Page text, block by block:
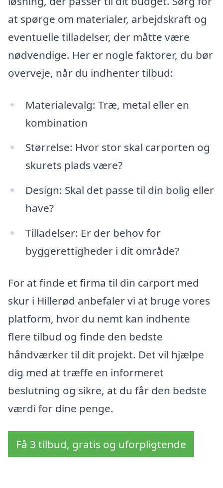
at spørge om materialer, arbejdskraft og
eventuelle tilladelser, der måtte være
nødvendige. Her er nogle faktorer, du bør
overveje, når du indhenter tilbud:
Materialevalg: Træ, metal eller en
kombination
Størrelse: Hvor stor skal carporten og
skurets plads være?
Design: Skal det passe til din bolig eller
have?
Tilladelser: Er der behov for
byggerettigheder i dit område?
For at finde et firma til din carport med
skur i Hillerød anbefaler vi at bruge vores
platform, hvor du nemt kan indhente
flere tilbud og finde den bedste
håndværker til dit projekt. Det vil hjælpe
dig med at træffe en informeret
beslutning og sikre, at du får den bedste
værdi for dine penge.
Få 3 tilbud, gratis og uforpligtende